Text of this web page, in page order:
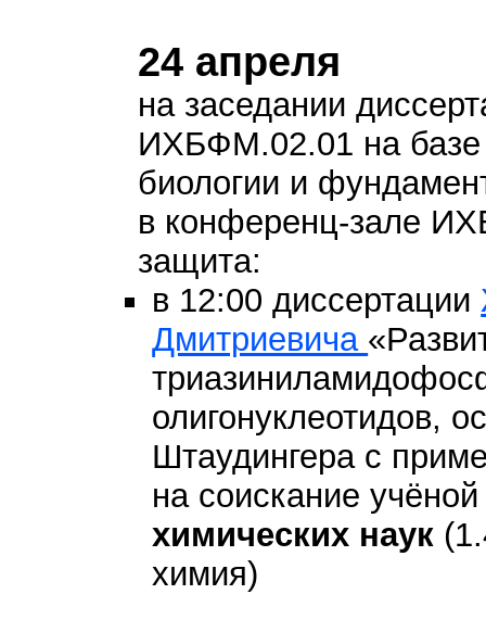
24 апреля
на заседании
ИХБФМ.02.01 на базе
биологии и
в конференц-зале
защита:
в 12:00 диссертации
Дмитриевича
олигонуклеотидов,
Штаудингера с
на соискание
химических наук
химия)